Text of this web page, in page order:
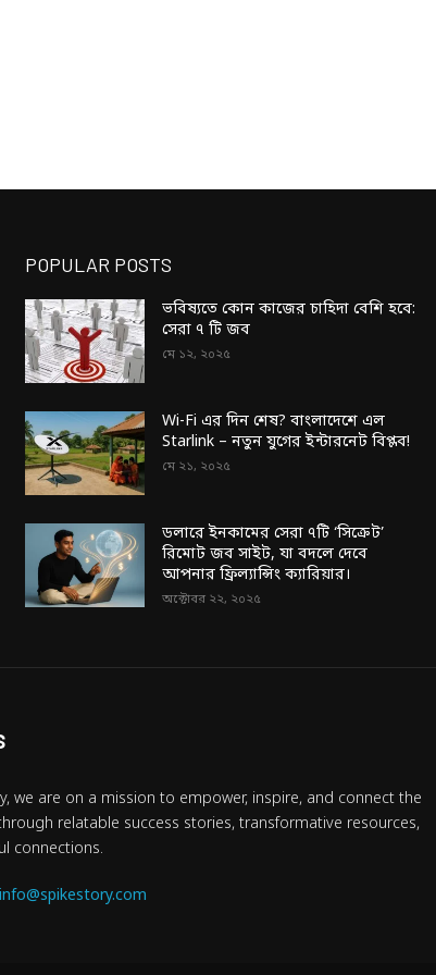
POPULAR POSTS
ভবিষ্যতে কোন কাজের চাহিদা বেশি হবে:
সেরা ৭ টি জব
মে ১২, ২০২৫
Wi-Fi এর দিন শেষ? বাংলাদেশে এল
Starlink – নতুন যুগের ইন্টারনেট বিপ্লব!
মে ২১, ২০২৫
ডলারে ইনকামের সেরা ৭টি ‘সিক্রেট’
রিমোট জব সাইট, যা বদলে দেবে
আপনার ফ্রিল্যান্সিং ক্যারিয়ার।
অক্টোবর ২২, ২০২৫
we are on a mission to empower, inspire, and connect the
relatable success stories, transformative resources,
connections.
info@spikestory.com